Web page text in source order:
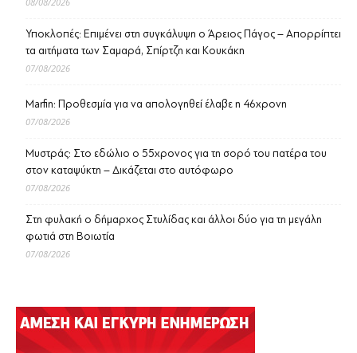
Υποκλοπές: Επιμένει στη συγκάλυψη ο Άρειος Πάγος – Απορρίπτει
τα αιτήματα των Σαμαρά, Σπίρτζη και Κουκάκη
07/08/2026
Marfin: Προθεσμία για να απολογηθεί έλαβε η 46χρονη
07/08/2026
Μυστράς: Στο εδώλιο ο 55χρονος για τη σορό του πατέρα του
στον καταψύκτη – Δικάζεται στο αυτόφωρο
07/08/2026
Στη φυλακή ο δήμαρχος Στυλίδας και άλλοι δύο για τη μεγάλη
φωτιά στη Βοιωτία
07/08/2026